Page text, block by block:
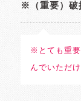
※（重要）破
※とても重要
んでいただ